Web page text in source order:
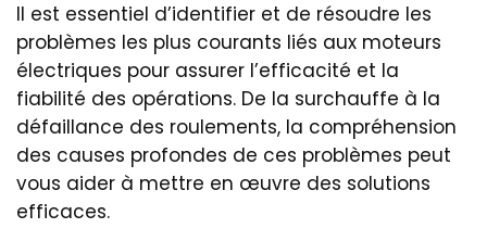
Il est essentiel d’identifier et de résoudre les
problèmes les plus courants liés aux moteurs
électriques pour assurer l’efficacité et la
fiabilité des opérations. De la surchauffe à la
défaillance des roulements, la compréhension
des causes profondes de ces problèmes peut
vous aider à mettre en œuvre des solutions
efficaces.